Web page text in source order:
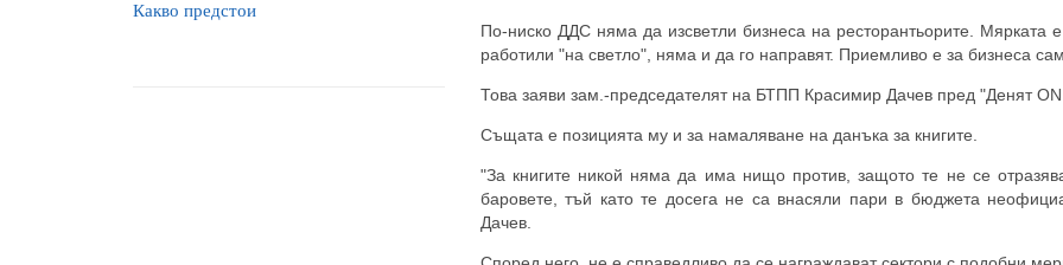
Какво предстои
По-ниско ДДС няма да изсветли бизнеса на ресторантьорите.
работили "на светло", няма и да го направят. Приемливо е за бизнеса
Това заяви зам.-председателят на БТПП Красимир Дачев пред "Денят
Същата е позицията му и за намаляване на данъка за книгите.
"За книгите никой няма да има нищо против, защото те не се
баровете, тъй като те досега не са внасяли пари в бюджета
Дачев.